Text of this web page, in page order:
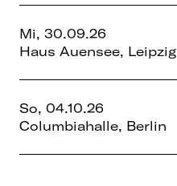
Mi, 30.09.26
Haus Auensee, Leipzig
So, 04.10.26
Columbiahalle, Berlin